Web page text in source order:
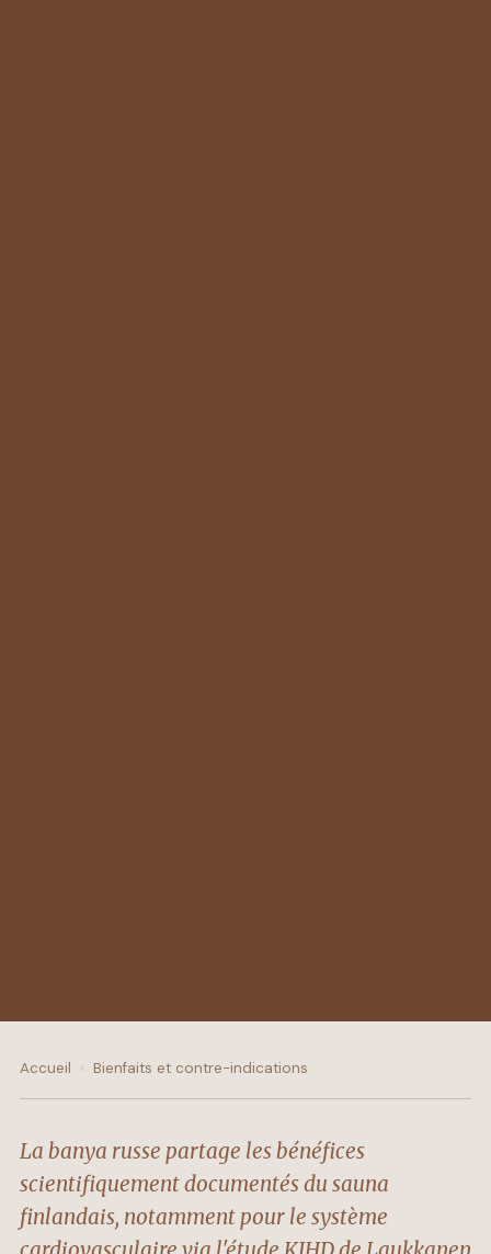
Accueil › Bienfaits et contre-indications
La banya russe partage les bénéfices
scientifiquement documentés du sauna
finlandais, notamment pour le système